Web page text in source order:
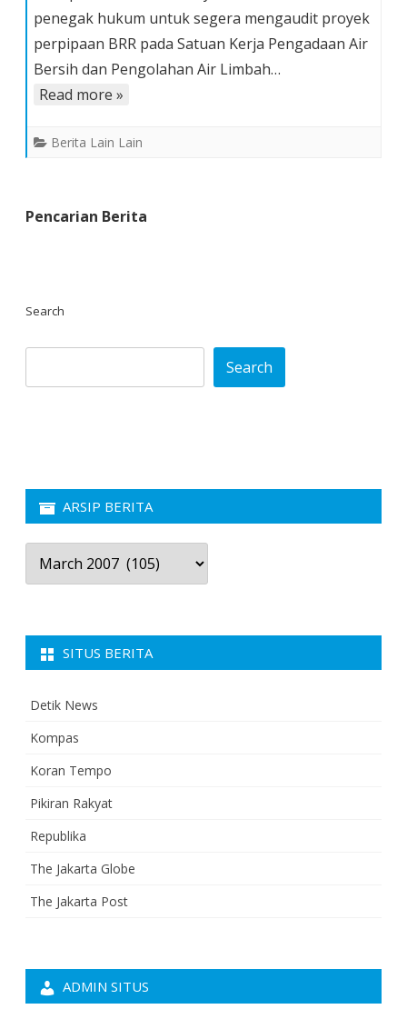
Perpipaan
Berbiaya
penegak hukum untuk segera mengaudit proyek
perpipaan BRR pada Satuan Kerja Pengadaan Air
Bersih dan Pengolahan Air Limbah…
Read more »
Berita Lain Lain
Pencarian Berita
Search
Search
ARSIP BERITA
Arsip
Berita
SITUS BERITA
Detik News
Kompas
Koran Tempo
Pikiran Rakyat
Republika
The Jakarta Globe
The Jakarta Post
ADMIN SITUS